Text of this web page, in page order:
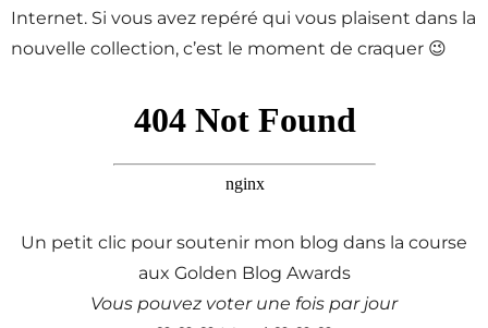
Internet. Si vous avez repéré qui vous plaisent dans la
nouvelle collection, c’est le moment de craquer 😉
Un petit clic pour soutenir mon blog dans la course
aux Golden Blog Awards
Vous pouvez voter une fois par jour